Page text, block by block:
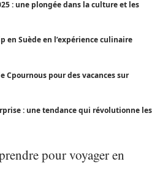
: une plongée dans la culture et les
en Suède en l’expérience culinaire
Cpournous pour des vacances sur
: une tendance qui révolutionne les
pour voyager en